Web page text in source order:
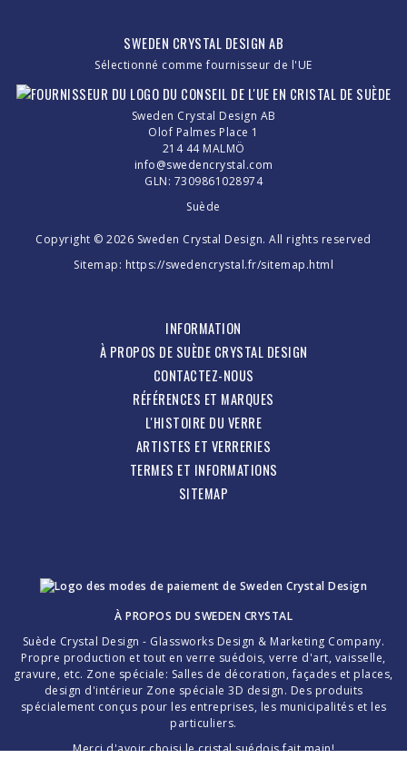
SWEDEN CRYSTAL DESIGN AB
Sélectionné comme fournisseur de l'UE
Sweden Crystal Design AB
Olof Palmes Place 1
214 44 MALMÖ
info@swedencrystal.com
GLN: 7309861028974
Suède
Copyright © 2026 Sweden Crystal Design. All rights reserved
Sitemap: https://swedencrystal.fr/sitemap.html
INFORMATION
À PROPOS DE SUÈDE CRYSTAL DESIGN
CONTACTEZ-NOUS
RÉFÉRENCES ET MARQUES
L'HISTOIRE DU VERRE
ARTISTES ET VERRERIES
TERMES ET INFORMATIONS
SITEMAP
À PROPOS DU SWEDEN CRYSTAL
Suède Crystal Design - Glassworks Design & Marketing Company.
Propre production et tout en verre suédois, verre d'art, vaisselle,
gravure, etc. Zone spéciale: Salles de décoration, façades et places,
design d'intérieur Zone spéciale 3D design. Des produits
spécialement conçus pour les entreprises, les municipalités et les
particuliers.
Merci d'avoir choisi le cristal suédois fait main!